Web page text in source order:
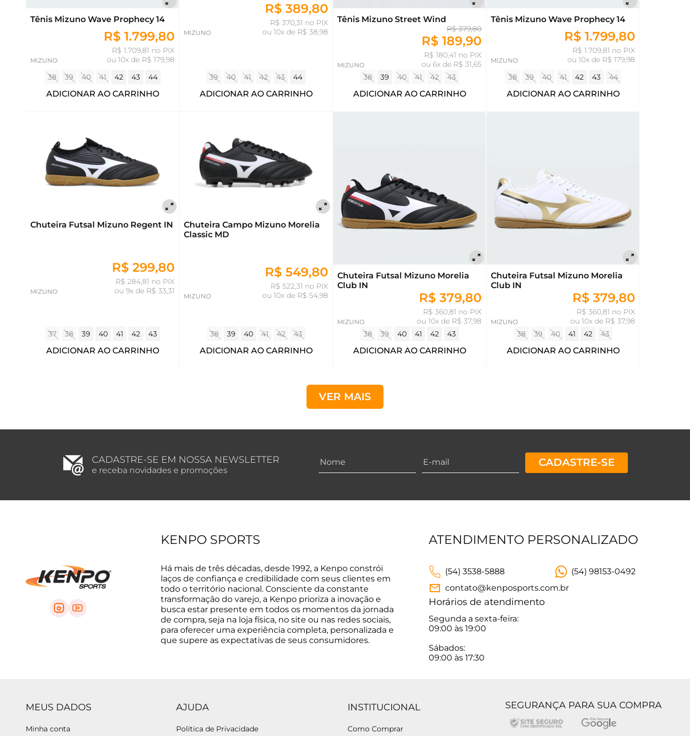
Tênis Mizuno Wave Prophecy 14
R$ 1.799,80
R$ 1.709,81 no PIX
ou 10x de R$ 179,98
MIZUNO
38 39 40 41 42 43 44
ADICIONAR AO CARRINHO
R$ 389,80
R$ 370,31 no PIX
ou 10x de R$ 38,98
MIZUNO
39 40 41 42 43 44
ADICIONAR AO CARRINHO
Tênis Mizuno Street Wind
R$ 379,80
R$ 189,90
R$ 180,41 no PIX
ou 6x de R$ 31,65
MIZUNO
38 39 40 41 42 43
ADICIONAR AO CARRINHO
Tênis Mizuno Wave Prophecy 14
R$ 1.799,80
R$ 1.709,81 no PIX
ou 10x de R$ 179,98
MIZUNO
38 39 40 41 42 43 44
ADICIONAR AO CARRINHO
Chuteira Futsal Mizuno Regent IN
R$ 299,80
R$ 284,81 no PIX
ou 9x de R$ 33,31
MIZUNO
37 38 39 40 41 42 43
ADICIONAR AO CARRINHO
Chuteira Campo Mizuno Morelia
Classic MD
R$ 549,80
R$ 522,31 no PIX
ou 10x de R$ 54,98
MIZUNO
38 39 40 41 42 43
ADICIONAR AO CARRINHO
Chuteira Futsal Mizuno Morelia
Club IN
R$ 379,80
R$ 360,81 no PIX
ou 10x de R$ 37,98
MIZUNO
38 39 40 41 42 43
ADICIONAR AO CARRINHO
Chuteira Futsal Mizuno Morelia
Club IN
R$ 379,80
R$ 360,81 no PIX
ou 10x de R$ 37,98
MIZUNO
38 39 40 41 42 43
ADICIONAR AO CARRINHO
VER MAIS
CADASTRE-SE EM NOSSA NEWSLETTER
e receba novidades e promoções
CADASTRE-SE
KENPO SPORTS
Há mais de três décadas, desde 1992, a Kenpo constrói
laços de confiança e credibilidade com seus clientes em
todo o território nacional. Consciente da constante
transformação do varejo, a Kenpo prioriza a inovação e
busca estar presente em todos os momentos da jornada
de compra, seja na loja física, no site ou nas redes sociais,
para oferecer uma experiência completa, personalizada e
que supere as expectativas de seus consumidores.
ATENDIMENTO PERSONALIZADO
(54) 3538-5888
(54) 98153-0492
contato@kenposports.com.br
Horários de atendimento
Segunda a sexta-feira:
09:00 às 19:00
Sábados:
09:00 às 17:30
MEUS DADOS
Minha conta
AJUDA
Política de Privacidade
INSTITUCIONAL
Como Comprar
SEGURANÇA PARA SUA COMPRA